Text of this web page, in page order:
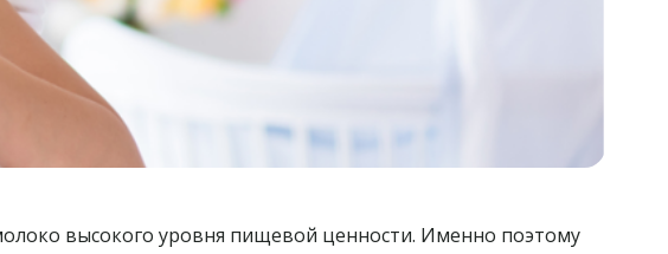
высокого уровня пищевой ценности. Именно поэтому